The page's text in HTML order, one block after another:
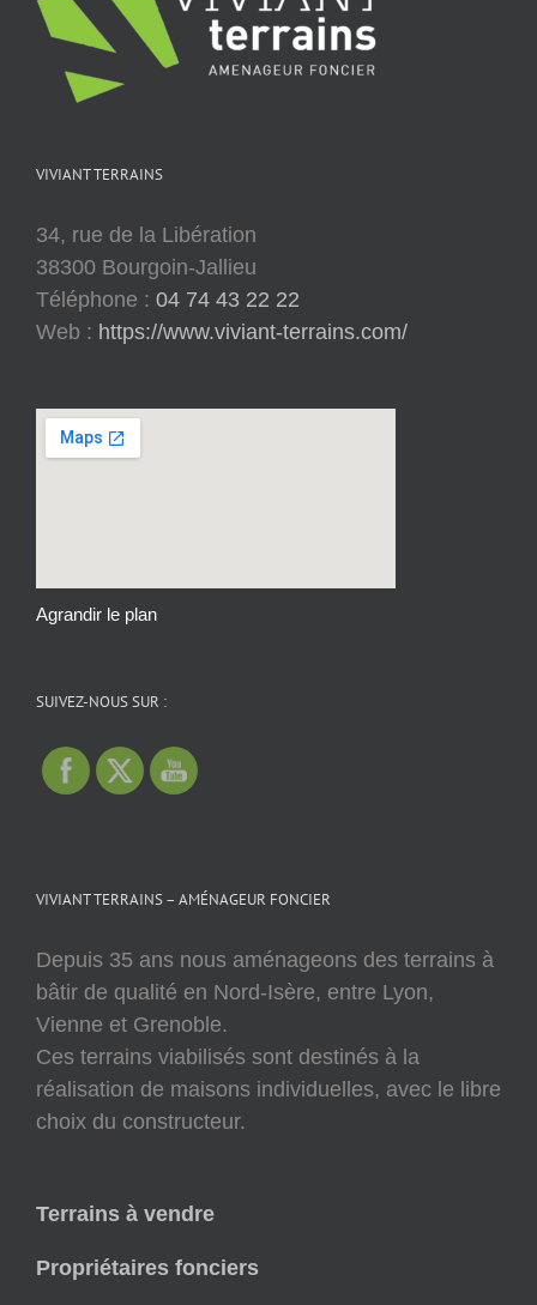
VIVIANT TERRAINS
34, rue de la Libération
38300 Bourgoin-Jallieu
Téléphone : 04 74 43 22 22
Web : https://www.viviant-terrains.com/
Agrandir le plan
SUIVEZ-NOUS SUR :
VIVIANT TERRAINS – AMÉNAGEUR FONCIER
Depuis 35 ans nous aménageons des terrains à
bâtir de qualité en Nord-Isère, entre Lyon,
Vienne et Grenoble.
Ces terrains viabilisés sont destinés à la
réalisation de maisons individuelles, avec le libre
choix du constructeur.
Terrains à vendre
Propriétaires fonciers